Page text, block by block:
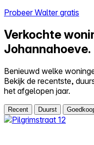
Probeer Walter gratis
Verkochte
Johannahoeve.
Benieuwd welke
Bekijk de recentste,
het afgelopen jaar.
Recent Duurst